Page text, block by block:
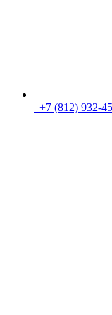
+7 (812) 932-